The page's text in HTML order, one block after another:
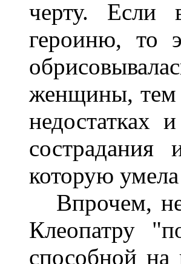
черту. Если
героиню, то
женщины, тем
недостатках
которую
Впрочем, не
Клеопатру
способной на